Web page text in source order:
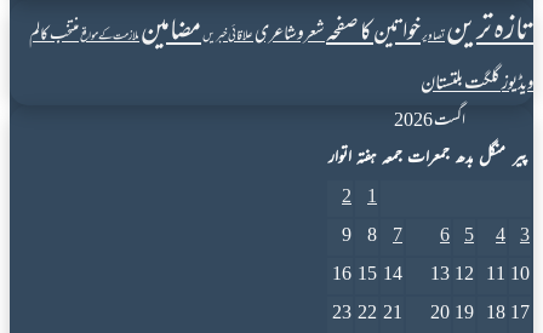
تازہ ترینتصاویرخواتین کا صفحہشعروشاعریعلاقائی خبریںمضامینملازمت کے مواقعمنتخب کالم
ویڈیوزگلگت بلتستان
اگست 2026
پیر منگلبدھجمعراتجمعہہفتہاتوار
1
2
3
4
5
6
7
8
9
10
11
12
13
14
15
16
17
18
19
20
21
22
23